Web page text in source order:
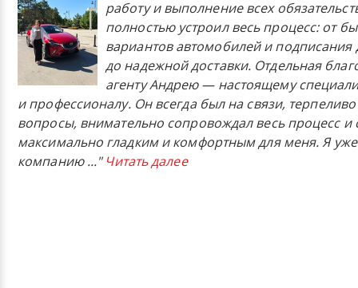
работу и выполнение всех
полностью устроил весь процесс: от
вариантов автомобилей и подписания
до надежной доставки. Отдельная
агенту Андрею — настоящему
и профессионалу. Он всегда был на связи,
вопросы, внимательно сопровождал весь процесс и
максимально гладким и комфортным для меня. Я
компанию..." Читать далее